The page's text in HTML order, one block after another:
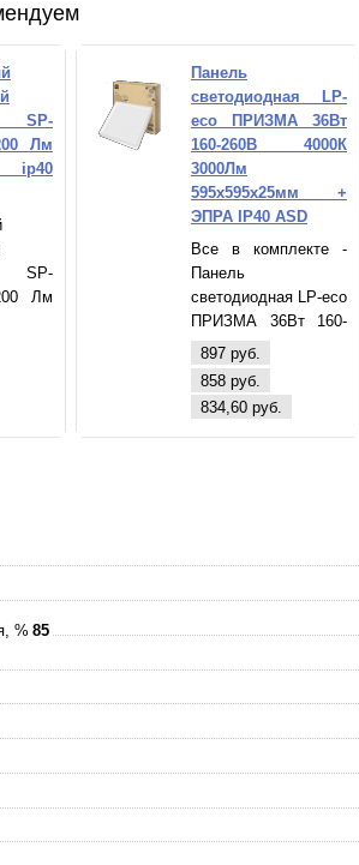
SP-
Лм
ip40
SP-
Лм
Опал
Панель
светодиодная LP-
eco ПРИЗМА 36Вт
160-260В 4000К
3000Лм
595х595х25мм +
ЭПРА IP40 ASD
Все в комплекте -
Панель
светодиодная LP-eco
ПРИЗМА 36Вт 160-
260В 4000К 3000Лм
595х595х25мм +
ЭПРА БЕЛАЯ IP40
ASD
897 руб.
858 руб.
834,60 руб.
% 85